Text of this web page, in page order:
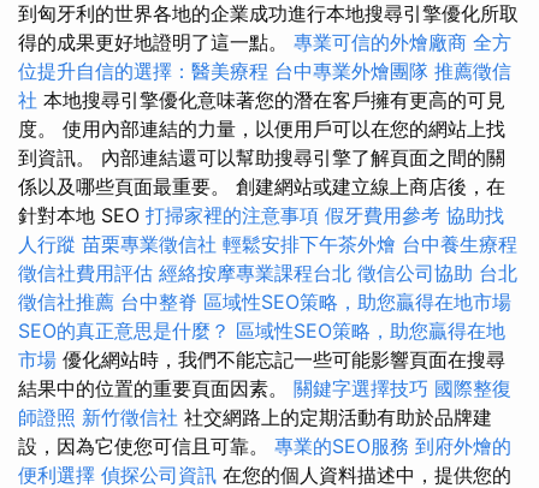
到匈牙利的世界各地的企業成功進行本地搜尋引擎優化所取
得的成果更好地證明了這一點。 專業可信的外燴廠商 全方
位提升自信的選擇：醫美療程 台中專業外燴團隊 推薦徵信
社 本地搜尋引擎優化意味著您的潛在客戶擁有更高的可見
度。 使用內部連結的力量，以便用戶可以在您的網站上找
到資訊。 內部連結還可以幫助搜尋引擎了解頁面之間的關
係以及哪些頁面最重要。 創建網站或建立線上商店後，在
針對本地 SEO 打掃家裡的注意事項 假牙費用參考 協助找
人行蹤 苗栗專業徵信社 輕鬆安排下午茶外燴 台中養生療程
徵信社費用評估 經絡按摩專業課程台北 徵信公司協助 台北
徵信社推薦 台中整脊 區域性SEO策略，助您贏得在地市場
SEO的真正意思是什麼？ 區域性SEO策略，助您贏得在地
市場 優化網站時，我們不能忘記一些可能影響頁面在搜尋
結果中的位置的重要頁面因素。 關鍵字選擇技巧 國際整復
師證照 新竹徵信社 社交網路上的定期活動有助於品牌建
設，因為它使您可信且可靠。 專業的SEO服務 到府外燴的
便利選擇 偵探公司資訊 在您的個人資料描述中，提供您的